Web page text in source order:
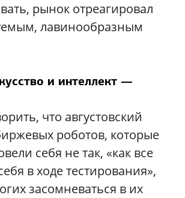
рынок отреагировал
лавинообразным
и интеллект —
что августовский
роботов, которые
себя не так, «как все
в ходе тестирования»,
засомневаться в их